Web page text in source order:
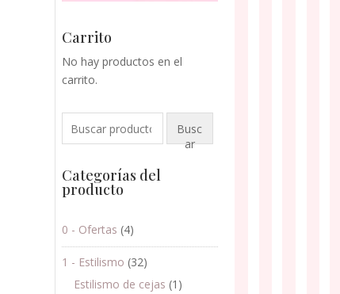
Carrito
No hay productos en el
carrito.
Busc
ar
Categorías del
producto
0 - Ofertas (4)
1 - Estilismo (32)
Estilismo de cejas (1)